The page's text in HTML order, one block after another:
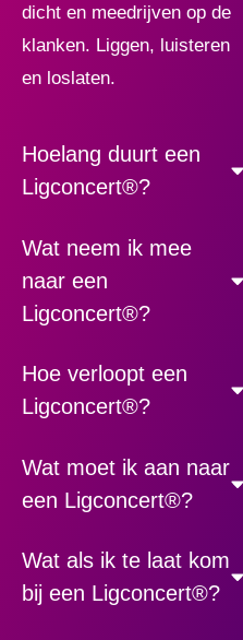
dicht en meedrijven op de
klanken. Liggen, luisteren
en loslaten.
Hoelang duurt een
Ligconcert®?
Wat neem ik mee
naar een
Ligconcert®?
Hoe verloopt een
Ligconcert®?
Wat moet ik aan naar
een Ligconcert®?
Wat als ik te laat kom
bij een Ligconcert®?